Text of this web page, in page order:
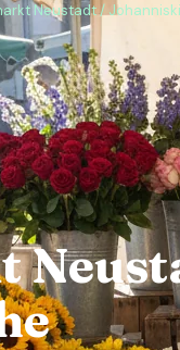
Neustadt /